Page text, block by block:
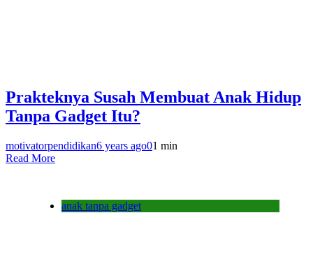
Prakteknya Susah Membuat Anak Hidup
Tanpa Gadget Itu?
motivatorpendidikan6 years ago01 min
Read More
anak tanpa gadget